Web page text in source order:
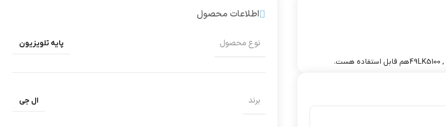
اطلاعات محصول
نوع محصول پایه تلویزیون
برند ال جی